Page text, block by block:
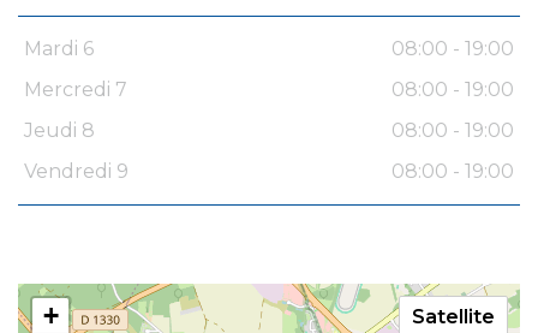
Mardi 6
08:00 - 19:00
Mercredi 7
08:00 - 19:00
Jeudi 8
08:00 - 19:00
Vendredi 9
08:00 - 19:00
+
Satellite